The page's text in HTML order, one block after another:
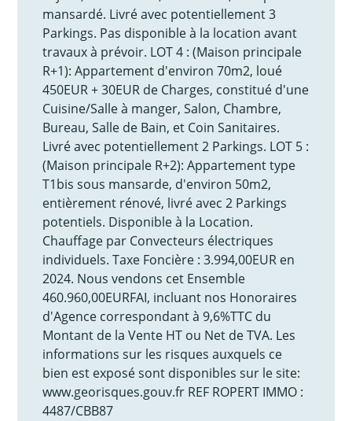
mansardé. Livré avec potentiellement 3
Parkings. Pas disponible à la location avant
travaux à prévoir. LOT 4 : (Maison principale
R+1): Appartement d'environ 70m2, loué
450EUR + 30EUR de Charges, constitué d'une
Cuisine/Salle à manger, Salon, Chambre,
Bureau, Salle de Bain, et Coin Sanitaires.
Livré avec potentiellement 2 Parkings. LOT 5 :
(Maison principale R+2): Appartement type
T1bis sous mansarde, d'environ 50m2,
entièrement rénové, livré avec 2 Parkings
potentiels. Disponible à la Location.
Chauffage par Convecteurs électriques
individuels. Taxe Foncière : 3.994,00EUR en
2024. Nous vendons cet Ensemble
460.960,00EURFAI, incluant nos Honoraires
d'Agence correspondant à 9,6%TTC du
Montant de la Vente HT ou Net de TVA. Les
informations sur les risques auxquels ce
bien est exposé sont disponibles sur le site:
www.georisques.gouv.fr REF ROPERT IMMO :
4487/CBB87